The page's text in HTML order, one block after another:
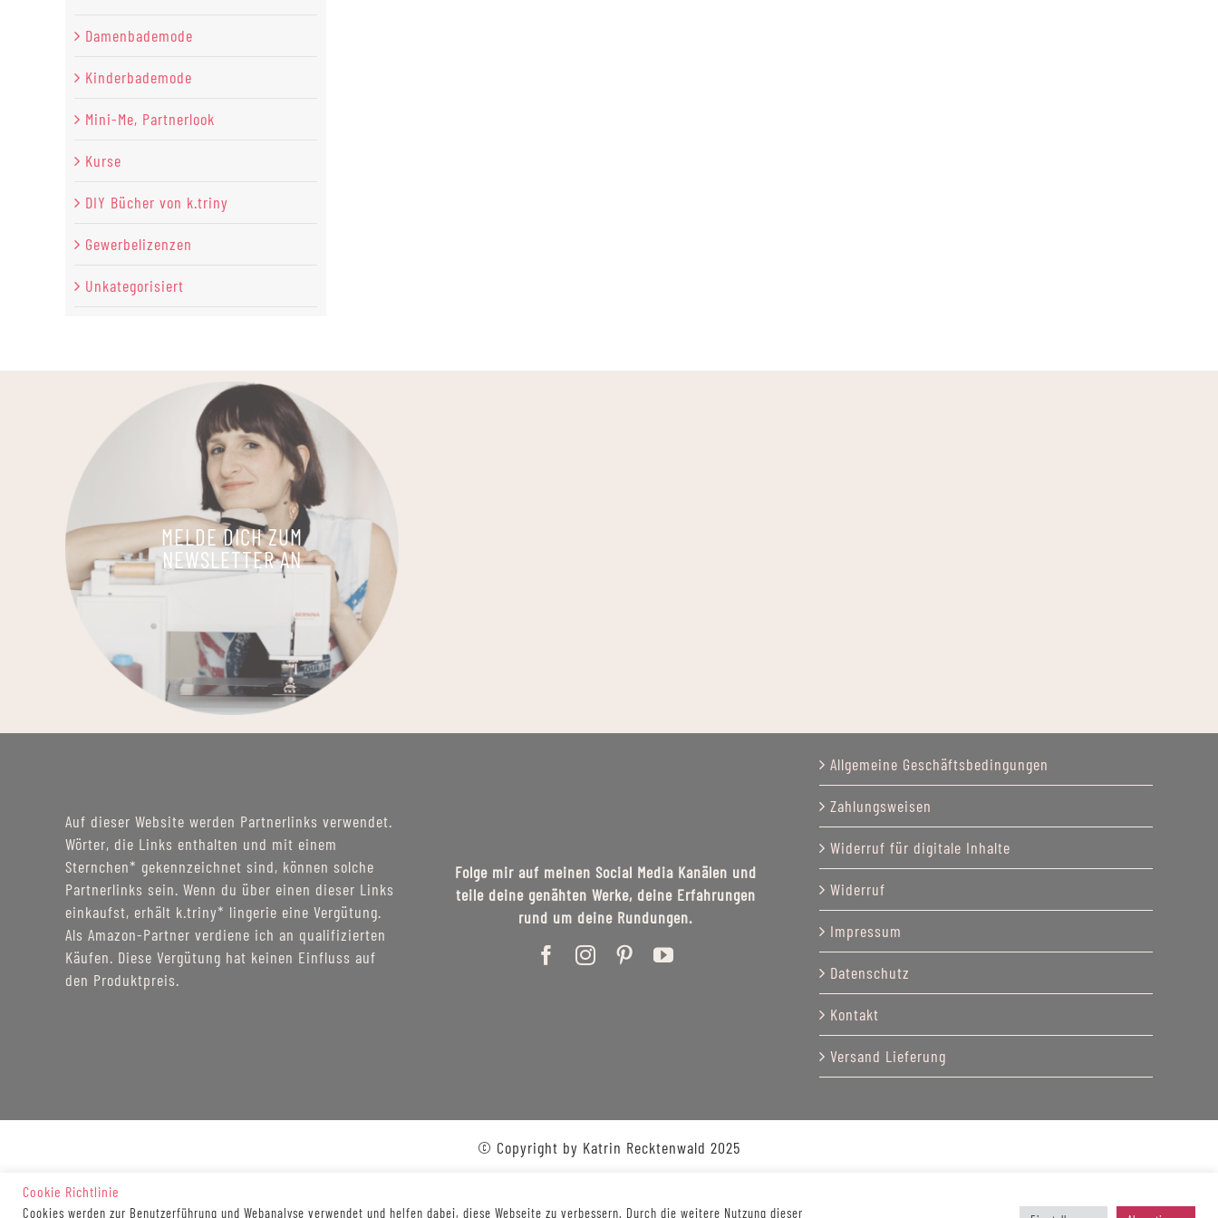
Damenbademode
Kinderbademode
Mini-Me, Partnerlook
Kurse
DIY Bücher von k.triny
Gewerbelizenzen
Unkategorisiert
MELDE DICH ZUM
NEWSLETTER AN
Auf dieser Website werden Partnerlinks verwendet.
Wörter, die Links enthalten und mit einem
Sternchen* gekennzeichnet sind, können solche
Partnerlinks sein. Wenn du über einen dieser Links
einkaufst, erhält k.triny* lingerie eine Vergütung.
Als Amazon-Partner verdiene ich an qualifizierten
Käufen. Diese Vergütung hat keinen Einfluss auf
den Produktpreis.
Folge mir auf meinen Social Media Kanälen und
teile deine genähten Werke, deine Erfahrungen
rund um deine Rundungen.
Allgemeine Geschäftsbedingungen
Zahlungsweisen
Widerruf für digitale Inhalte
Widerruf
Impressum
Datenschutz
Kontakt
Versand Lieferung
© Copyright by Katrin Recktenwald 2025
Cookie Richtlinie
Cookies werden zur Benutzerführung und Webanalyse verwendet und helfen dabei, diese Webseite zu verbessern. Durch die weitere Nutzung dieser